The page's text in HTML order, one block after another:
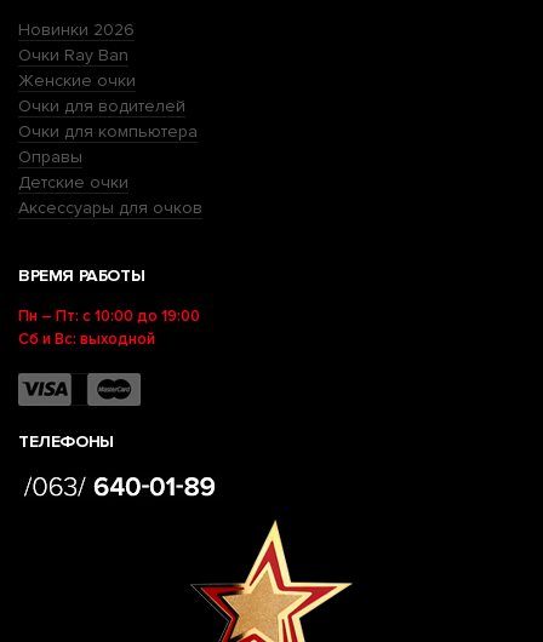
Новинки 2026
Очки Ray Ban
Женские очки
Очки для водителей
Очки для компьютера
Оправы
Детские очки
Аксессуары для очков
ВРЕМЯ РАБОТЫ
Пн – Пт: с 10:00 до 19:00
Сб и Вс: выходной
ТЕЛЕФОНЫ